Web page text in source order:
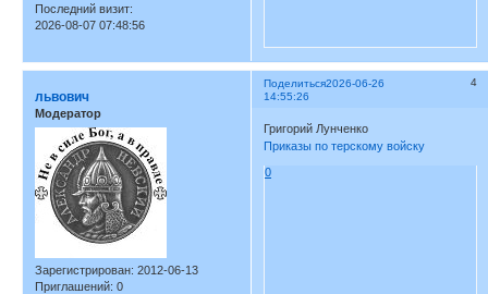
Последний визит:
2026-08-07 07:48:56
Поделиться 4
2026-06-26
14:55:26
львович
Модератор
Зарегистрирован: 2012-06-13
Приглашений: 0
Григорий Лунченко
Приказы по терскому войску
0